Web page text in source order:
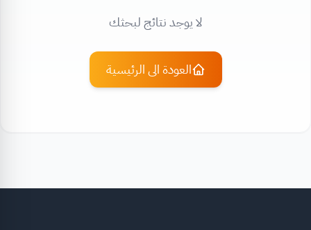
لا يوجد نتائج لبحثك
العودة الى الرئيسية